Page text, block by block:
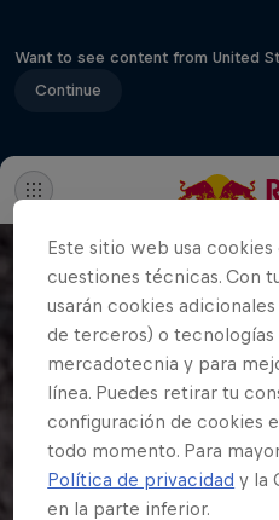
Want to see content from United
Continue
Este sitio web usa
cuestiones técnicas. Con
usarán cookies
de terceros) o tecnologías
mercadotecnia y para
línea. Puedes retirar tu
configuración de cookies
todo momento. Para
Política de privacidad y la
en la parte inferior.